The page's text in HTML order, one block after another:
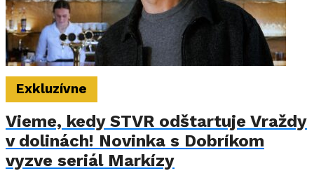
Exkluzívne
Vieme, kedy STVR odštartuje Vraždy
v dolinách! Novinka s Dobríkom
vyzve seriál Markízy